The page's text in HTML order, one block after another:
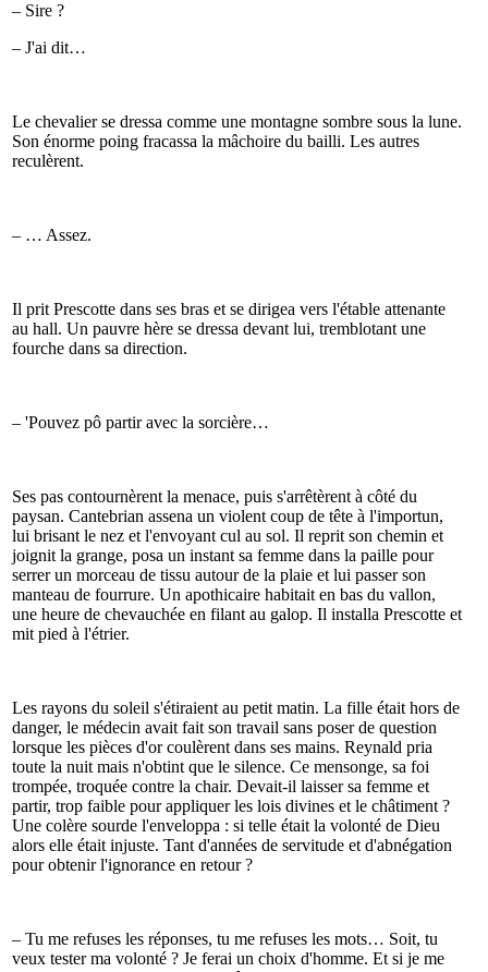
– Sire ?
– J'ai dit…
Le chevalier se dressa comme une montagne sombre sous la lune.
Son énorme poing fracassa la mâchoire du bailli. Les autres
reculèrent.
– … Assez.
Il prit Prescotte dans ses bras et se dirigea vers l'étable attenante
au hall. Un pauvre hère se dressa devant lui, tremblotant une
fourche dans sa direction.
– 'Pouvez pô partir avec la sorcière…
Ses pas contournèrent la menace, puis s'arrêtèrent à côté du
paysan. Cantebrian assena un violent coup de tête à l'importun,
lui brisant le nez et l'envoyant cul au sol. Il reprit son chemin et
joignit la grange, posa un instant sa femme dans la paille pour
serrer un morceau de tissu autour de la plaie et lui passer son
manteau de fourrure. Un apothicaire habitait en bas du vallon,
une heure de chevauchée en filant au galop. Il installa Prescotte et
mit pied à l'étrier.
Les rayons du soleil s'étiraient au petit matin. La fille était hors de
danger, le médecin avait fait son travail sans poser de question
lorsque les pièces d'or coulèrent dans ses mains. Reynald pria
toute la nuit mais n'obtint que le silence. Ce mensonge, sa foi
trompée, troquée contre la chair. Devait-il laisser sa femme et
partir, trop faible pour appliquer les lois divines et le châtiment ?
Une colère sourde l'enveloppa : si telle était la volonté de Dieu
alors elle était injuste. Tant d'années de servitude et d'abnégation
pour obtenir l'ignorance en retour ?
– Tu me refuses les réponses, tu me refuses les mots… Soit, tu
veux tester ma volonté ? Je ferai un choix d'homme. Et si je me